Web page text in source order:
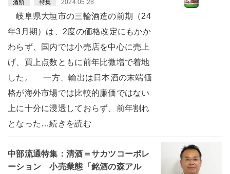
酒類 特集 2024.05.28
岐阜県大垣市の三輪酒造の前期（24
年3月期）は、2度の価格改定にもかか
わらず、国内では小売店を中心に売上
げ、買上点数ともに前年比微増で着地
した。 一方、輸出は日本酒の末端価
格が海外市場では比較的廉価ではない
上に十分に浸透しておらず、前年割れ
となった…続きを読む
中部流通特集：清酒＝サカツコーポレ
ーション 小売業態「銘酒の森アル